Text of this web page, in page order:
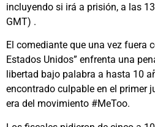
incluyendo si irá a prisión, a las
GMT) .
El comediante que una vez fuera
Estados Unidos” enfrenta una
libertad bajo palabra a hasta 10
encontrado culpable en el primer
era del movimiento #MeToo.